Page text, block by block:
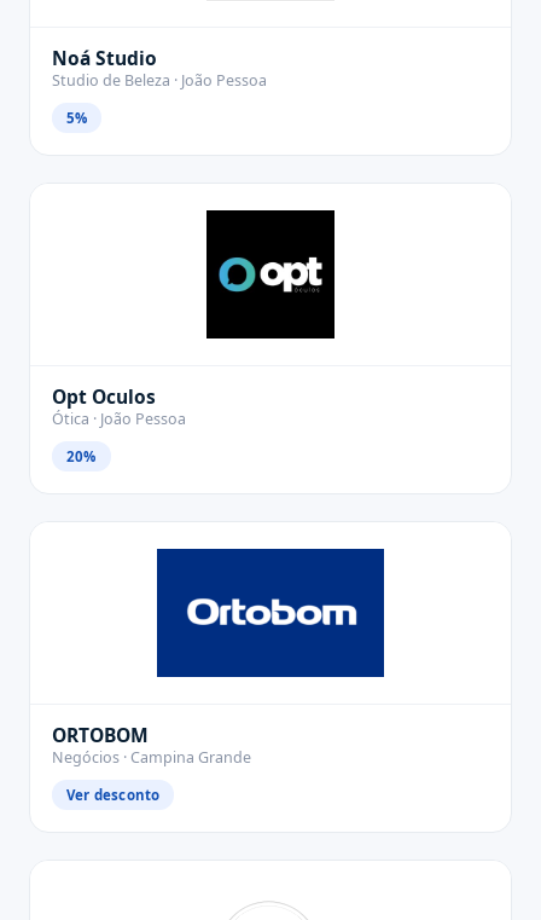
Noá Studio
Studio de Beleza · João Pessoa
5%
Opt Oculos
Ótica · João Pessoa
20%
ORTOBOM
Negócios · Campina Grande
Ver desconto